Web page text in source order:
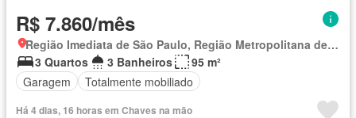
R$ 7.860/mês
Região Imediata de São Paulo, Região Metropolitana de São Paulo
3 Quartos
3 Banheiros
95 m²
Garagem
Totalmente mobiliado
Há 4 dias, 16 horas em Chaves na mão